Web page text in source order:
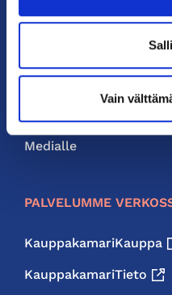
Vain
Yhteystiedot
Neuvonta ja palvelut
Medialle
PALVELUMME
KauppakamariKauppa
KauppakamariTieto